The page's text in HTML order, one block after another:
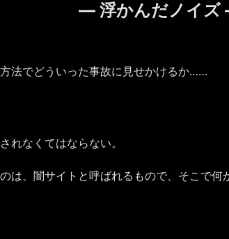
― 浮かんだノイ
法でどういった事故に見せかけるか……
れなくてはならない。
は、闇サイトと呼ばれるもので、そこで何